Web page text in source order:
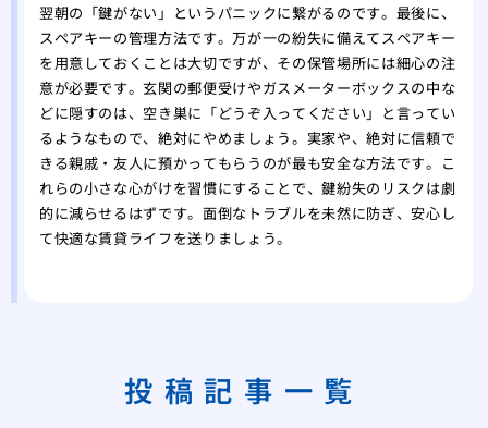
翌朝の「鍵がない」というパニックに繋がるのです。最後に、
スペアキーの管理方法です。万が一の紛失に備えてスペアキー
を用意しておくことは大切ですが、その保管場所には細心の注
意が必要です。玄関の郵便受けやガスメーターボックスの中な
どに隠すのは、空き巣に「どうぞ入ってください」と言ってい
るようなもので、絶対にやめましょう。実家や、絶対に信頼で
きる親戚・友人に預かってもらうのが最も安全な方法です。こ
れらの小さな心がけを習慣にすることで、鍵紛失のリスクは劇
的に減らせるはずです。面倒なトラブルを未然に防ぎ、安心し
て快適な賃貸ライフを送りましょう。
投稿記事一覧